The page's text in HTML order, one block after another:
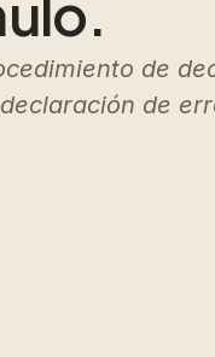
de
de